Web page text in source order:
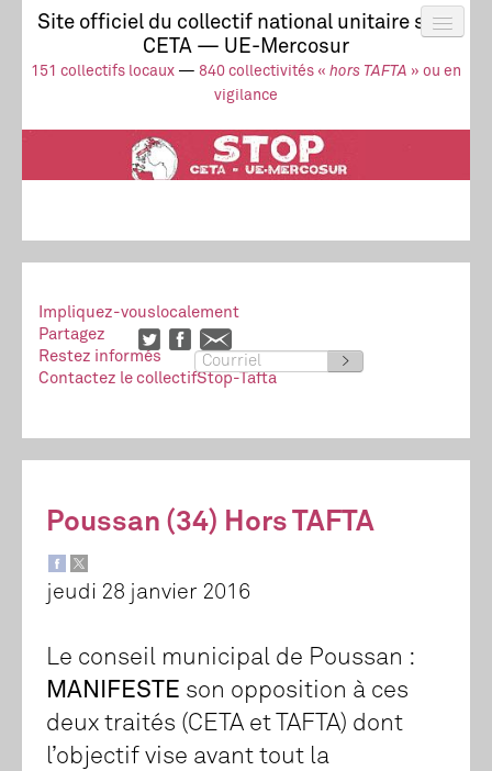
Site officiel du collectif national unitaire stop
CETA — UE-Mercosur
151 collectifs locaux — 840 collectivités « hors TAFTA » ou en
vigilance
Actus
UE-Mercosur
Stop à l’impunité !
TAFTA
CETA
Collectif
Impliquez-vouslocalement
Partagez
Restez informés
>
Contactez le collectifStop-Tafta
Poussan (34) Hors TAFTA
jeudi 28 janvier 2016
Le conseil municipal de Poussan :
MANIFESTE son opposition à ces
deux traités (CETA et TAFTA) dont
l’objectif vise avant tout la